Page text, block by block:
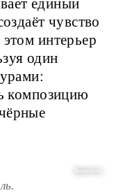
единый
чувство
интерьер
один
композицию